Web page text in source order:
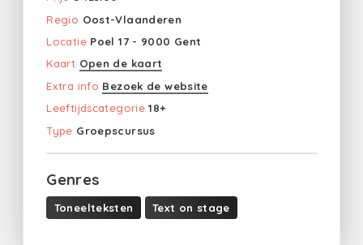
Regio Oost-Vlaanderen
Locatie Poel 17 - 9000 Gent
Kaart Open de kaart
Extra info Bezoek de website
Leeftijdscategorie 18+
Type Groepscursus
Genres
Toneelteksten Text on stage